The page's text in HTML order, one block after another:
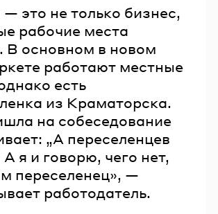
это не только бизнес,
рабочие места
В основном в новом
работают местные
есть
из Краматорска.
на собеседование
„А переселенцев
А я и говорю, чего нет,
переселенец», —
работодатель.